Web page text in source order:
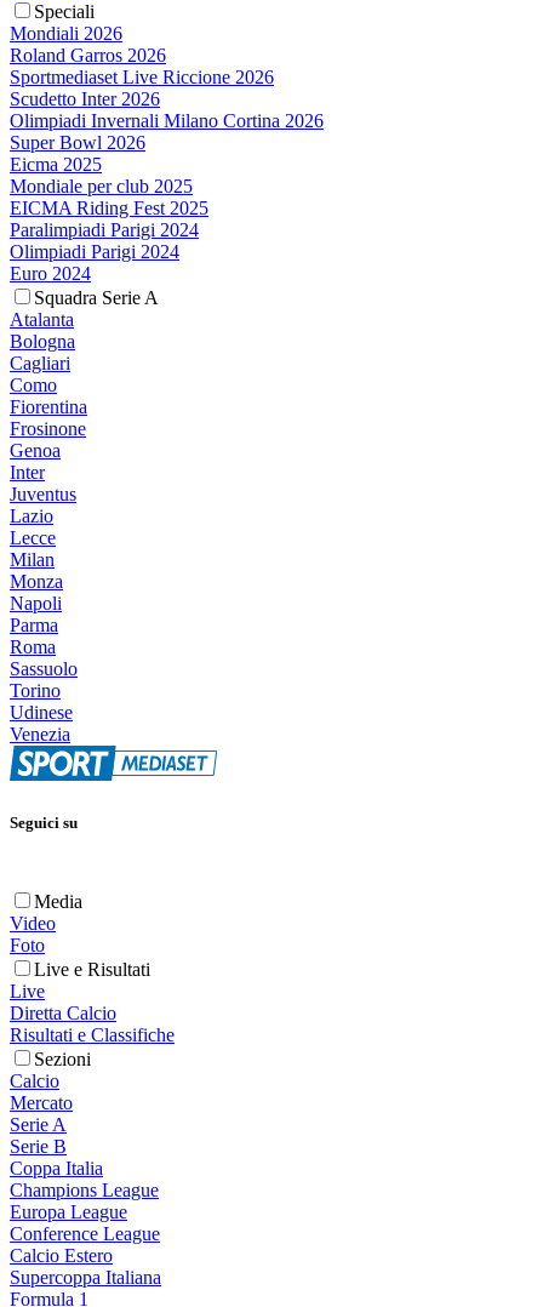
Speciali
Mondiali 2026
Roland Garros 2026
Sportmediaset Live Riccione 2026
Scudetto Inter 2026
Olimpiadi Invernali Milano Cortina 2026
Super Bowl 2026
Eicma 2025
Mondiale per club 2025
EICMA Riding Fest 2025
Paralimpiadi Parigi 2024
Olimpiadi Parigi 2024
Euro 2024
Squadra Serie A
Atalanta
Bologna
Cagliari
Como
Fiorentina
Frosinone
Genoa
Inter
Juventus
Lazio
Lecce
Milan
Monza
Napoli
Parma
Roma
Sassuolo
Torino
Udinese
Venezia
Seguici su
Media
Video
Foto
Live e Risultati
Live
Diretta Calcio
Risultati e Classifiche
Sezioni
Calcio
Mercato
Serie A
Serie B
Coppa Italia
Champions League
Europa League
Conference League
Calcio Estero
Supercoppa Italiana
Formula 1